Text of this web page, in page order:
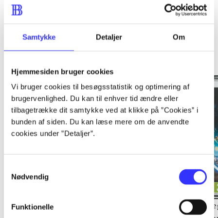
Samtykke Detaljer Om
Hjemmesiden bruger cookies
Vi bruger cookies til besøgsstatistik og optimering af
brugervenlighed. Du kan til enhver tid ændre eller
tilbagetrække dit samtykke ved at klikke på ”Cookies” i
bunden af siden. Du kan læse mere om de anvendte
cookies under ”Detaljer”.
Nødvendig
Funktionelle
Minder om
Lego The lord of the
Transformers - dark of